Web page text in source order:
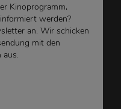
Kinoprogramm,
informiert werden?
an. Wir schicken
mit den
aus.